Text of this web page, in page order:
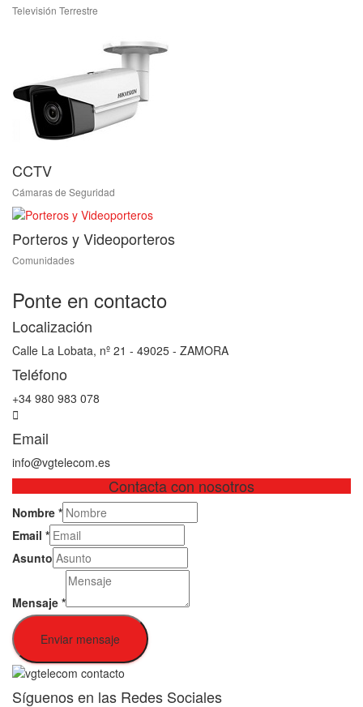
Televisión Terrestre
CCTV
Cámaras de Seguridad
Porteros y Videoporteros
Comunidades
Ponte en contacto
Localización
Calle La Lobata, nº 21 - 49025 - ZAMORA
Teléfono
+34 980 983 078
Email
info@vgtelecom.es
Contacta con nosotros
Nombre *
Email *
Asunto
Mensaje *
Enviar mensaje
Síguenos en las Redes Sociales